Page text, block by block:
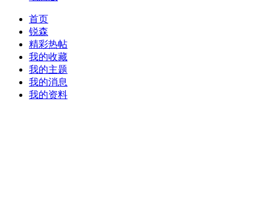
首页
锐森
精彩热帖
我的收藏
我的主题
我的消息
我的资料